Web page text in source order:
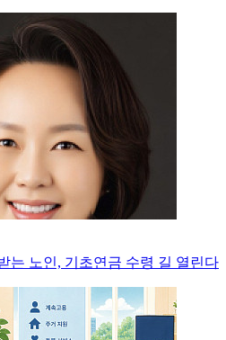
는 노인, 기초연금 수령 길 열린다